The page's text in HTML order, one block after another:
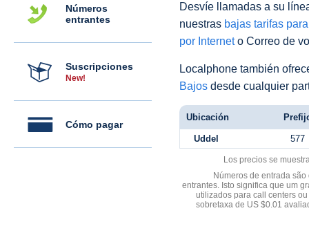
Números
entrantes
Suscripciones
New!
Cómo pagar
Desvíe llamadas a su
nuestras bajas tarifas
por Interneto Correo de
Localphone también
Bajos desde cualquier
Ubicación
Uddel 577
Los precios se
Números de entrada
entrantes. Isto significa que um
utilizados para call centers
sobretaxa de US $0.01